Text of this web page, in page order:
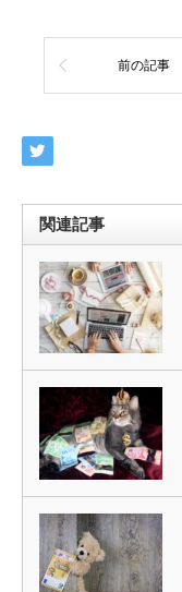
前の記事
関連記事